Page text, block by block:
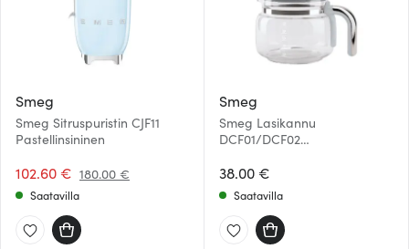
Smeg
Smeg Sitruspuristin CJF11
Pastellinsininen
102.60 € 180.00 €
Saatavilla
Smeg
Smeg Lasikannu
DCF01/DCF02
38.00 €
Saatavilla